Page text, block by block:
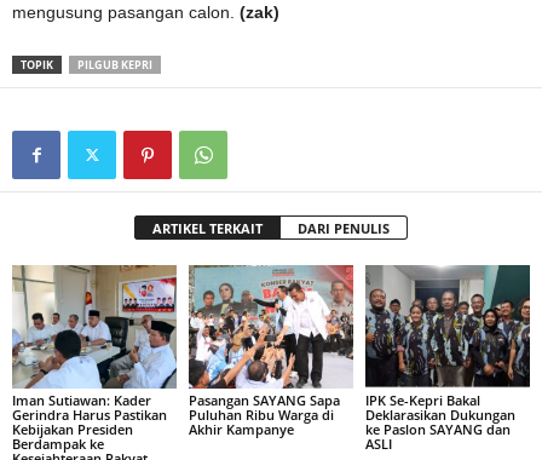
mengusung pasangan calon. (zak)
TOPIK PILGUB KEPRI
ARTIKEL TERKAIT DARI PENULIS
Iman Sutiawan: Kader
Gerindra Harus Pastikan
Kebijakan Presiden
Berdampak ke
Pasangan SAYANG Sapa
Puluhan Ribu Warga di
Akhir Kampanye
IPK Se-Kepri Bakal
Deklarasikan Dukungan
ke Paslon SAYANG dan
ASLI